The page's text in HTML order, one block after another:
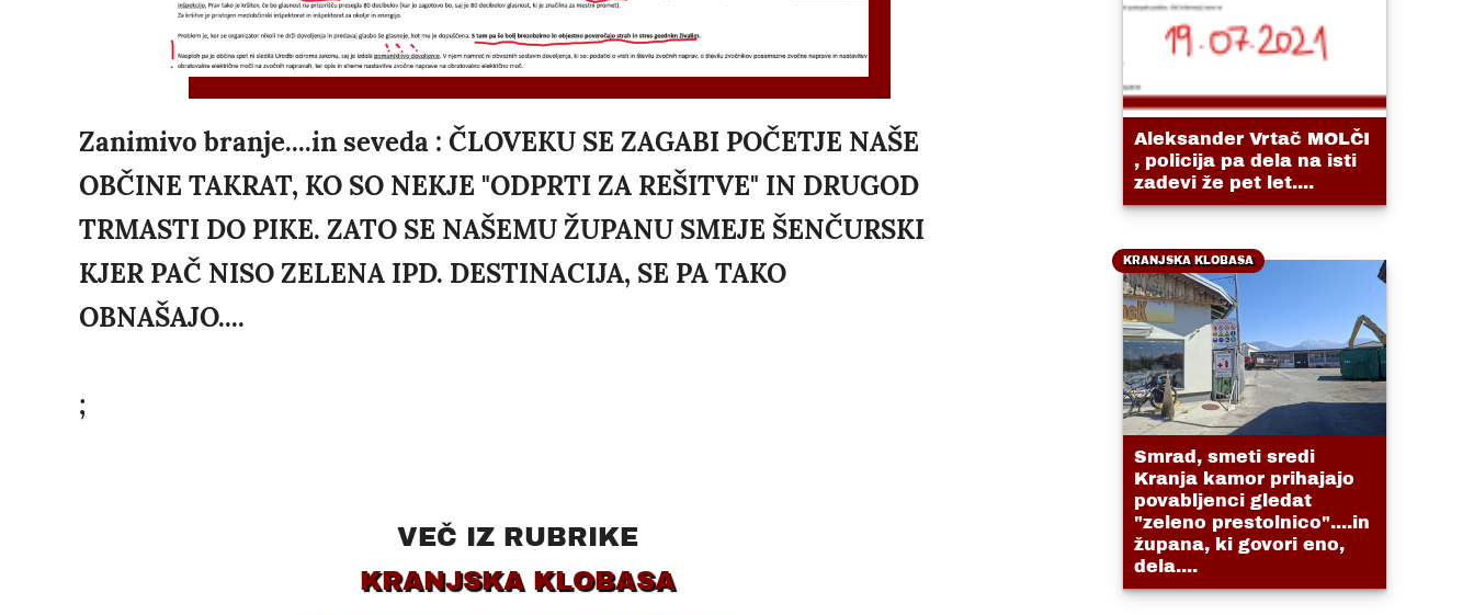
Zanimivo branje....in seveda : ČLOVEKU SE ZAGABI POČETJE NAŠE
OBČINE TAKRAT, KO SO NEKJE "ODPRTI ZA REŠITVE" IN DRUGOD
TRMASTI DO PIKE. ZATO SE NAŠEMU ŽUPANU SMEJE ŠENČURSKI
KJER PAČ NISO ZELENA IPD. DESTINACIJA, SE PA TAKO
OBNAŠAJO....
;
VEČ IZ RUBRIKE
KRANJSKA KLOBASA
Aleksander Vrtač MOLČI
, policija pa dela na isti
zadevi že pet let....
KRANJSKA KLOBASA
Smrad, smeti sredi
Kranja kamor prihajajo
povabljenci gledat
"zeleno prestolnico"....in
župana, ki govori eno,
dela....